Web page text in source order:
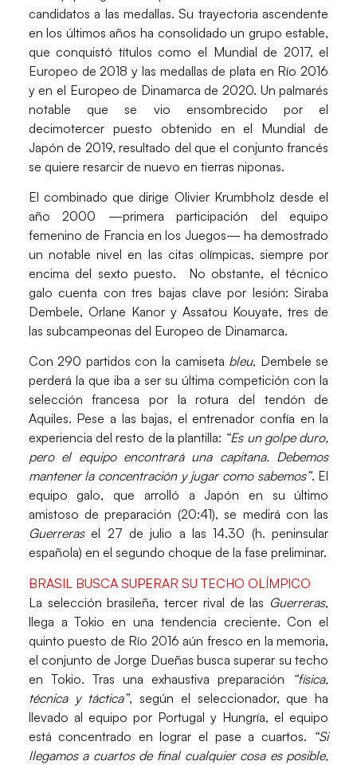
candidatos a las medallas. Su trayectoria ascendente
en los últimos años ha consolidado un grupo estable,
que conquistó títulos como el Mundial de 2017, el
Europeo de 2018 y las medallas de plata en Río 2016
y en el Europeo de Dinamarca de 2020. Un palmarés
notable que se vio ensombrecido por el
decimotercer puesto obtenido en el Mundial de
Japón de 2019, resultado del que el conjunto francés
se quiere resarcir de nuevo en tierras niponas.
El combinado que dirige Olivier Krumbholz desde el
año 2000 —primera participación del equipo
femenino de Francia en los Juegos— ha demostrado
un notable nivel en las citas olímpicas, siempre por
encima del sexto puesto. No obstante, el técnico
galo cuenta con tres bajas clave por lesión:Siraba
Dembele, Orlane Kanor y Assatou Kouyate, tres de
las subcampeonas del Europeo de Dinamarca.
Con 290 partidos con la camiseta bleu, Dembele se
perderá la que iba a ser su última competición con la
selección francesa por la rotura del tendón de
Aquiles. Pese a las bajas, el entrenador confía en la
experiencia del resto de la plantilla: “Es un golpe duro,
pero el equipo encontrará una capitana. Debemos
mantener la concentración y jugar como sabemos”. El
equipo galo, que arrolló a Japón en su último
amistoso de preparación (20:41), se medirá con las
Guerrerasel 27 de julio a las 14.30 (h. peninsular
española) en el segundo choque de la fase preliminar.
BRASIL BUSCA SUPERAR SU TECHO OLÍMPICO
La selección brasileña, tercer rival de las Guerreras,
llega a Tokio en una tendencia creciente. Con el
quinto puesto de Río 2016 aún fresco en la memoria,
el conjunto deJorge Dueñas busca superar su techo
en Tokio. Tras una exhaustiva preparación
“física,
técnica y táctica”, según el seleccionador, que ha
llevado al equipo por Portugal y Hungría, el equipo
está concentrado en lograr el pase a cuartos. “Si
llegamos a cuartos de final cualquier cosa es posible,